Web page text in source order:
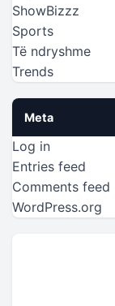
ShowBizzz
Sports
Të ndryshme
Trends
Meta
Log in
Entries feed
Comments feed
WordPress.org